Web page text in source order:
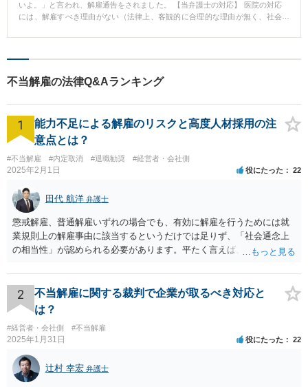
いよ。」と言われ、解雇通告をされました。 【当弁護士の対応】 医院の対応
には、解雇すべき理由がない（法律上、客観的に合理的な理由が無く、社会
相手方が折れ、相手方が謝罪をしました。 それだけでなく、ご依頼者様も退
問題では、労働者と使用者（会社）との主張が対立することが多いです。 そ
のため、法的手続や弁護士による交渉にしなければ、解決しないこともあり
不当解雇の法律Q&Aランキング
1
能力不足による解雇のリスクと高度人材採用の注
意点とは？
#不当解雇 #内定取消 #退職勧奨 #経営者・会社側
2025年2月1日 役にたった 22
田代 航洋 弁護士
懲戒解雇、普通解雇いずれの場合でも、有効に解雇を行うためには就
業規則上の解雇事由に該当するというだけでは足りず、「社会通念上
の相当性」が認められる必要があります。平たく言えば、解雇の原因
れます。 日本の労働法上、解雇は非常にハードルが高いです。 解雇が
有効か無効かという点は能力不足の程度にもよりますが、顧問弁護士
の先生は具体的な事情を検討した上で能力不足の程度が解雇を有効と
するほどではないと判断されたのだと思います。 例えば、無断欠勤を
連続する、会社のお金を横領する等の場合には一発で解雇した場合で
も有効と判断されるケースも多いですが、たしかに能力不足のみの場
合はかなり解雇のハードルが高いと言わざるを得ません。 なお、懲戒
解雇の場合には、戒告、譴責、減給、出勤停止等解雇よりも軽い処分
2
不当解雇に関する裁判で企業が取るべき対応と
は？
#経営者・会社側 #不当解雇
2025年1月31日 役にたった 22
辻村 幸宏 弁護士